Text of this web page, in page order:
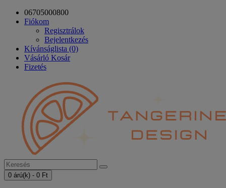
06705000800
Fiókom
Regisztrálok
Bejelentkezés
Kívánságlista (0)
Vásárló Kosár
Fizetés
0 árú(k) - 0 Ft